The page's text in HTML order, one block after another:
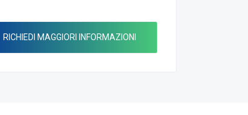
RICHIEDI MAGGIORI INFORMAZIONI